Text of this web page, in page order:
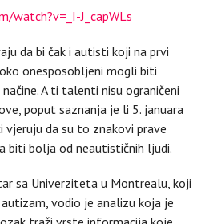
watch?v=_I-J_capWLs
da bi čak i autisti koji na prvi
onesposobljeni mogli biti
A ti talenti nisu ograničeni
poput saznanja je li 5. januara
vjeruju da su to znakovi prave
biti bolja od neautističnih ljudi.
sa Univerziteta u Montrealu, koji
vodio je analizu koja je